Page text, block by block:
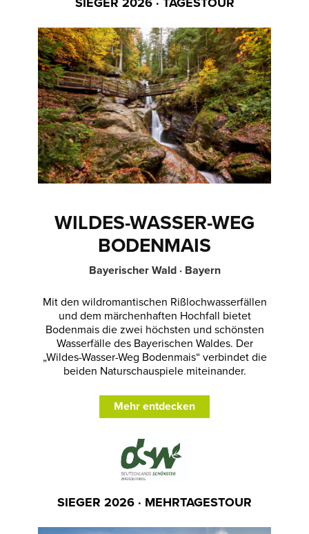
WILDES-WASSER-WEG
BODENMAIS
Bayerischer Wald · Bayern
Mit den wildromantischen Rißlochwasserfällen
und dem märchenhaften Hochfall bietet
Bodenmais die zwei höchsten und schönsten
Wasserfälle des Bayerischen Waldes. Der
„Wildes-Wasser-Weg Bodenmais“ verbindet die
beiden Naturschauspiele miteinander.
Mehr entdecken
SIEGER 2026 · MEHRTAGESTOUR